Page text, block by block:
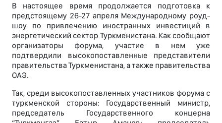
В настоящее время продолжается подготовка к
предстоящему 26-27 апреля Международному роуд-
шоу по привлечению иностранных инвестиций в
энергетический сектор Туркменистана. Как сообщают
организаторы форума, участие в нем уже
подтвердили высокопоставленные представители
правительства Туркменистана, а также правительства
ОАЭ.
Так, среди высокопоставленных участников форума с
туркменской стороны: Государственный министр,
председатель Государственного концерна